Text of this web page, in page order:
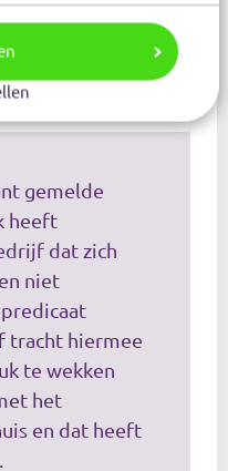
der Vorm, die sinds
graag een
Meneer Casino
gemelde
heeft
dat zich
niet
tracht hiermee
te wekken
het
en dat heeft